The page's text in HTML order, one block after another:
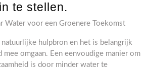
te stellen.
Water voor een Groenere Toekomst
hulpbron en het is belangrijk
omgaan. Een eenvoudige manier om
is door minder water te